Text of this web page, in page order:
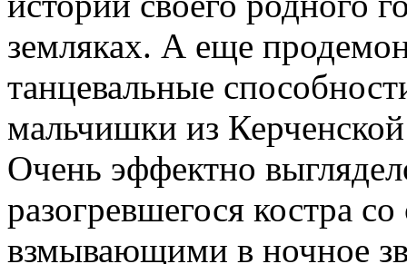
земляках. А еще
танцевальные
мальчишки из
Очень эффектно
разогревшегося костра
взмывающими в ночное